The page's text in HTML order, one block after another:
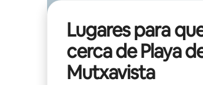
Lugares para
cerca de Playa
Mutxavista